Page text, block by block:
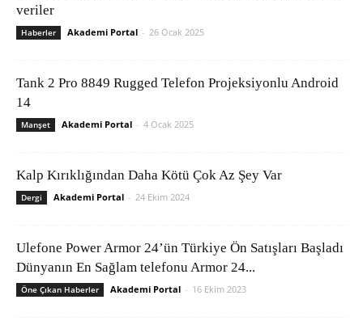
veriler
Haberler Akademi Portal - 26 Ocak 2025
Tank 2 Pro 8849 Rugged Telefon Projeksiyonlu Android
14
Manşet Akademi Portal - 4 Ocak 2025
Kalp Kırıklığından Daha Kötü Çok Az Şey Var
Dergi Akademi Portal - 24 Ekim 2024
Ulefone Power Armor 24’ün Türkiye Ön Satışları Başladı
Dünyanın En Sağlam telefonu Armor 24...
Öne Çıkan Haberler Akademi Portal - 16 Ekim 2023